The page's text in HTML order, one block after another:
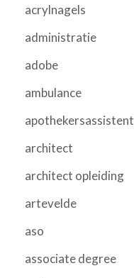
acrylnagels
administratie
adobe
ambulance
apothekersassistent
architect
architect opleiding
artevelde
aso
associate degree